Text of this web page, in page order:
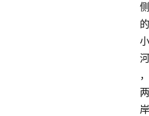
侧
的
小
河
，
两
岸